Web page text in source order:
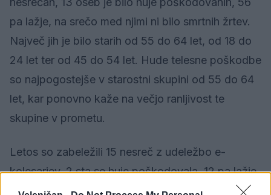
pa lažje, na srečo med njimi ni bilo smrtnih žrtev.
Največ jih je bilo starih od 55 do 64 let, od 18 do
24 let ter od 45 do 54 let. Hude telesne poškodbe
so najpogostejše v starostni skupini od 55 do 64
let, kar ponovno kaže na večjo ranljivost te
skupine v prometu.
Letos so zabeležili 15 nesreč z udeležbo e-
kolesarjev, 2 sta se huje poškodovala, 12 pa lažje.